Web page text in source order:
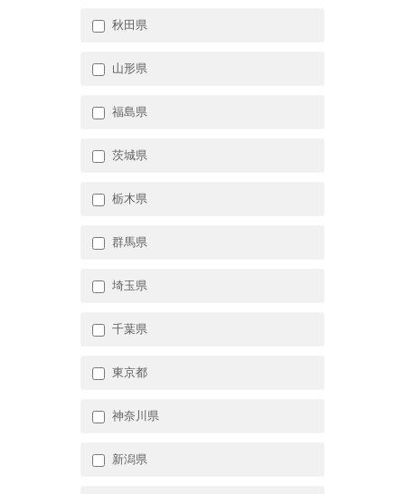
秋田県
山形県
福島県
茨城県
栃木県
群馬県
埼玉県
千葉県
東京都
神奈川県
新潟県